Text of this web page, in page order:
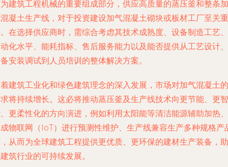
建筑工程机械的重要组成部分，供应高质量的蒸压釜和整条加
凝土生产线，对于投资建设加气混凝土砌块或板材工厂至关重
在选择供应商时，需综合考虑其技术成熟度、设备制造工艺、
化水平、能耗指标、售后服务能力以及能否提供从工艺设计、
安装调试到人员培训的整体解决方案。
建筑工业化和绿色建筑理念的深入发展，市场对加气混凝土的
将持续增长。这必将推动蒸压釜及生产线技术向更节能、更智
更柔性化的方向演进，例如利用太阳能等清洁能源辅助加热、
物联网（IoT）进行预测性维护、生产线兼容生产多种规格产
从而为全球建筑工程提供更优质、更环保的建材生产装备，助
筑行业的可持续发展。